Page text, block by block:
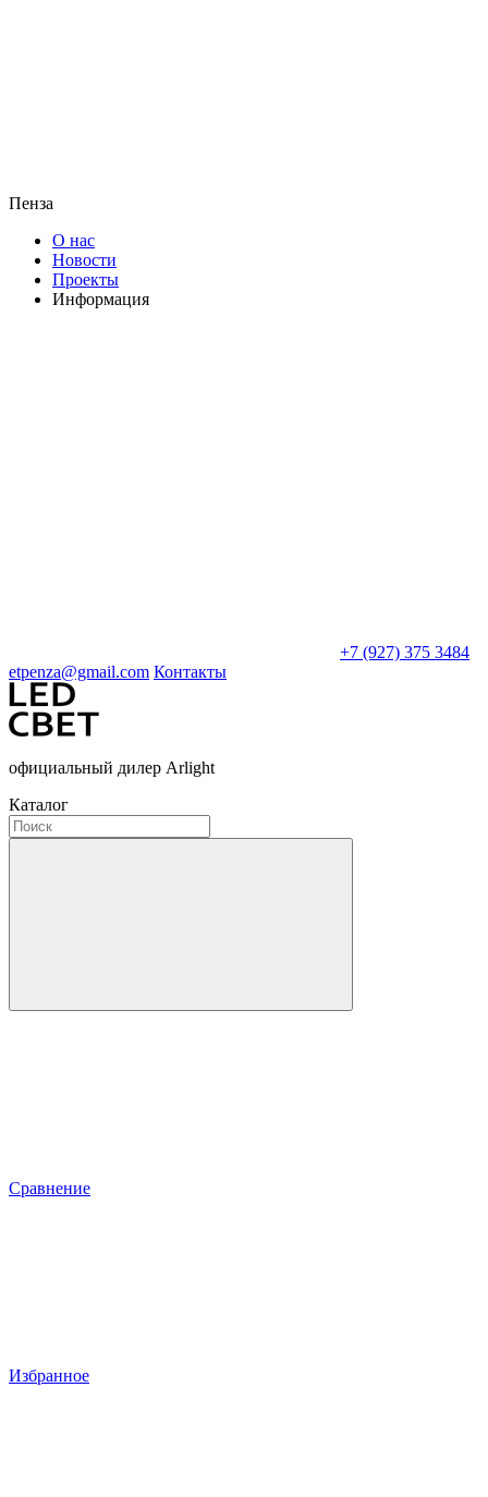
Пенза
О нас
Новости
Проекты
Информация
+7 (927) 375 3484
etpenza@gmail.com Контакты
официальный дилер Arlight
Каталог
Сравнение
Избранное